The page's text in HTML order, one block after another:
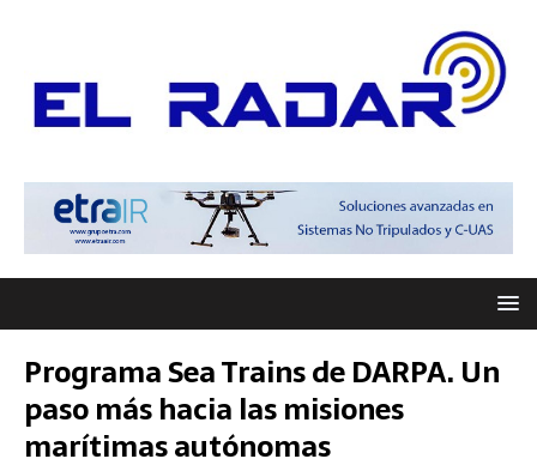
Programa Sea Trains de DARPA. Un
paso más hacia las misiones
marítimas autónomas